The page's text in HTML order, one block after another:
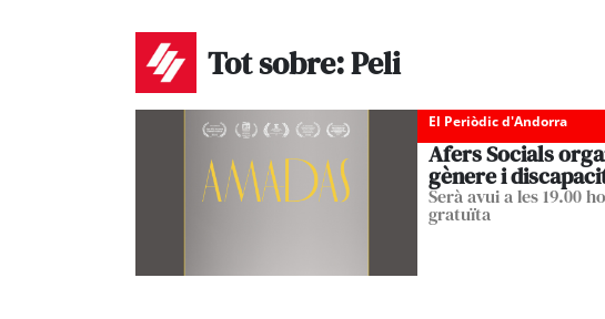
Tot sobre: Peli
El Periòdic d'Andorra
Afers Socials
gènere i
Serà avui a les 19.00
gratuïta